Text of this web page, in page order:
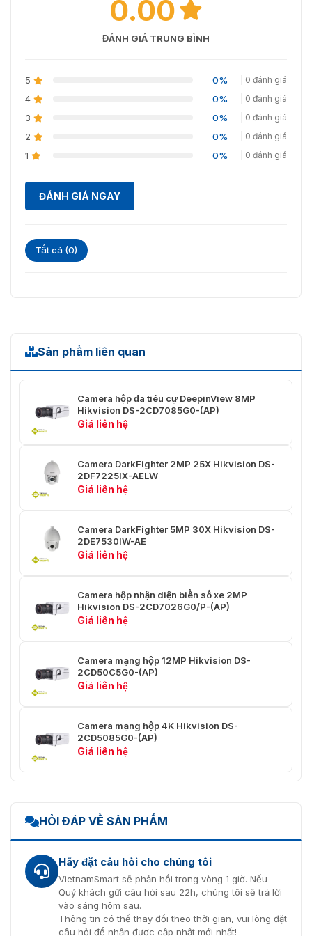
60Hz: 30fps (704 × 480, 640 × 480)
50Hz: 25fps (1920 × 1080, 1280 × 960, 1280 ×
720, 704 × 576, 640 × 480)
Luồng thứ
50Hz: 25fps (1920 × 1080, 1280 × 720, 704 ×
60Hz: 30fps (1920 × 1080, 1280 × 720, 704 ×
5
60Hz: 30fps (704 × 480, 640 × 480)
50Hz: 25fps (1920 × 1080, 1280 × 720, 704 ×
Khu vực
ồn môi
trường
Có
thanh
Nén âm
Tốc độ âm
thanh
64Kbps(G.711)/16Kbps(G.722.1)/16Kbps(G.726)/
192Kbps(MP2L2)
Giao thức
TCP/IP, ICMP, HTTP, HTTPS, FTP, DHCP, DNS,
DDNS, RTP, RTSP, RTCP, PPPoE, NTP, UPnP,
Xem trực
thời
Lên đến 20 kênh
Người
Tối đa 32 người dùng. 3 cấp độ người dùng:
trị viên, người vận hành và người dùng
Bảo vệ bằng mật khẩu, mã hóa HTTPS, kiểm
truy cập mạng dựa trên cổng IEEE 802.1x, bộ lọc
địa chỉ IP, xác thực cơ bản và tóm tắt cho
HTTP/HTTPS, WSSE và xác thực tóm tắt cho
ONVIF
0.00
ĐÁNH GIÁ TRUNG BÌNH
5 0% | 0 đánh giá
4 0% | 0 đánh giá
3 0% | 0 đánh giá
2 0% | 0 đánh giá
1 0% | 0 đánh giá
ĐÁNH GIÁ NGAY
Tất cả (0)
Sản phẩm liên quan
Camera hộp đa tiêu cự DeepinView 8MP
Hikvision DS-2CD7085G0-(AP)
Giá liên hệ
Camera DarkFighter 2MP 25X Hikvision DS-
2DF7225IX-AELW
Giá liên hệ
Camera DarkFighter 5MP 30X Hikvision DS-
2DE7530IW-AE
Giá liên hệ
Camera hộp nhận diện biển số xe 2MP
Hikvision DS-2CD7026G0/P-(AP)
Giá liên hệ
Camera mạng hộp 12MP Hikvision DS-
2CD50C5G0-(AP)
Giá liên hệ
Camera mạng hộp 4K Hikvision DS-
2CD5085G0-(AP)
Giá liên hệ
HỎI ĐÁP VỀ SẢN PHẨM
Hãy đặt câu hỏi cho chúng tôi
VietnamSmart sẽ phản hồi trong vòng 1 giờ. Nếu
Quý khách gửi câu hỏi sau 22h, chúng tôi sẽ trả lời
vào sáng hôm sau.
Thông tin có thể thay đổi theo thời gian, vui lòng đặt
câu hỏi để nhận được cập nhật mới nhất!